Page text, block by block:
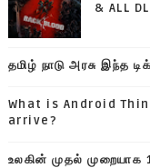
& ALL
தமிழ் நாடு அரசு இந்த
What is Android
arrive?
உலகின் முதல் முறையாக